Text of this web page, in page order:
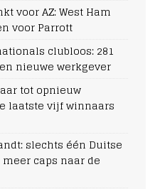
voor AZ: West Ham
voor Parrott
clubloos: 281
nieuwe werkgever
tot opnieuw
laatste vijf winnaars
slechts één Duitse
caps naar de